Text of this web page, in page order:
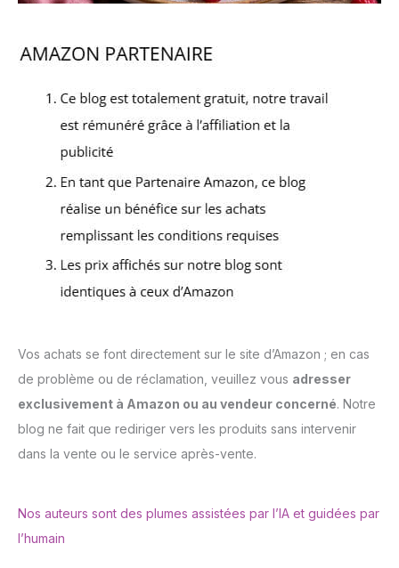
Vos achats se font directement sur le site d’Amazon ; en cas
de problème ou de réclamation, veuillez vous adresser
exclusivement à Amazon ou au vendeur concerné. Notre
blog ne fait que rediriger vers les produits sans intervenir
dans la vente ou le service après-vente.
Nos auteurs sont des plumes assistées par l’IA et guidées par
l’humain